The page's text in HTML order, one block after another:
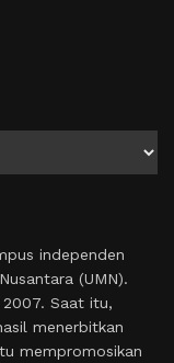
independen
(UMN).
Saat itu,
menerbitkan
mempromosikan